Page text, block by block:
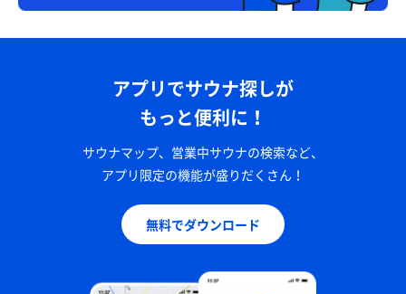
アプリでサウナ探しが
もっと便利に！
サウナマップ、営業中サウナの検索など、
アプリ限定の機能が盛りだくさん！
無料でダウンロード